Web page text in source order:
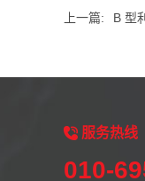
上一篇: B 型
服务热线
010-